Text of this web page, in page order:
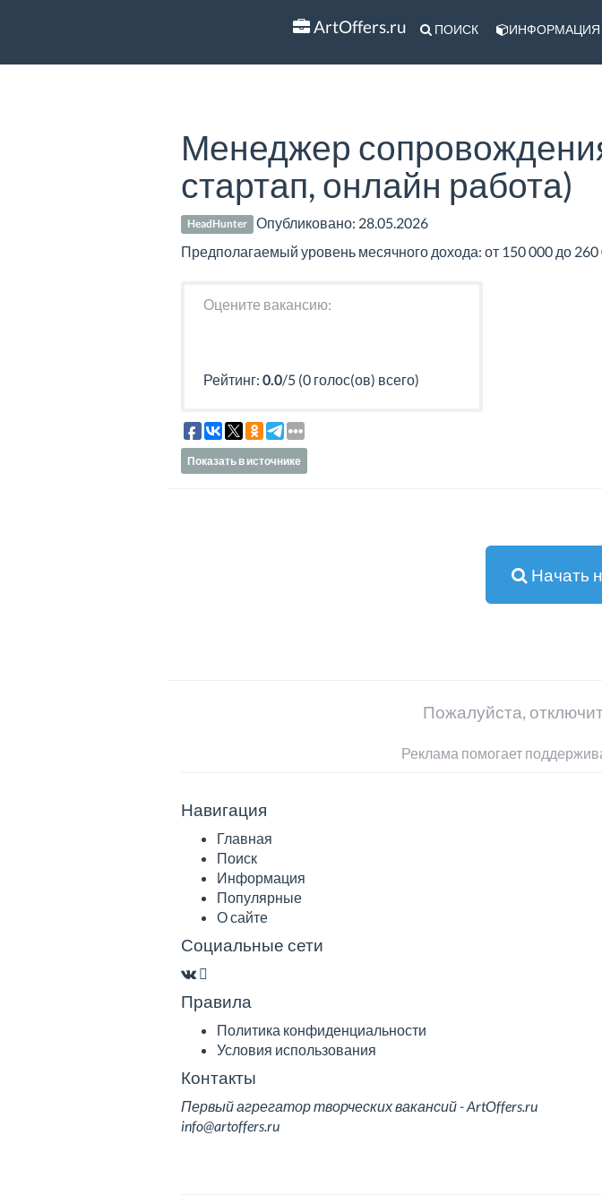
ArtOffers.ru ПОИСК ИНФОРМАЦИЯ
Менеджер
стартап, онлайн работа)
HeadHunter Опубликовано: 28.05.2026
Предполагаемый уровень месячного дохода: от 150 000 до 260
Оцените вакансию:
Рейтинг: 0.0/5 (0 голос(ов) всего)
Показать в источнике
Начать
Пожалуйста,
Реклама помогает
Навигация
Главная
Поиск
Информация
Популярные
О сайте
Социальные сети
Правила
Политика конфиденциальности
Условия использования
Контакты
Первый агрегатор творческих вакансий - ArtOffers.ru
info@artoffers.ru